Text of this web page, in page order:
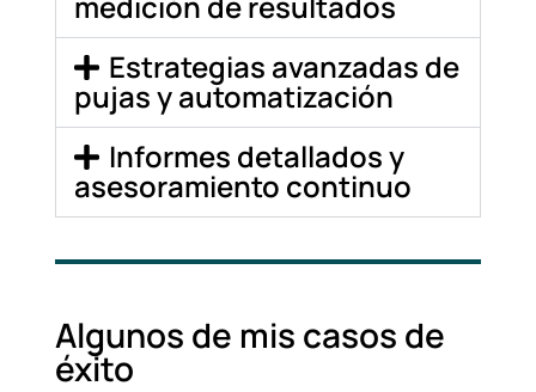
Estrategias avanzadas de
pujas y automatización
Informes detallados y
asesoramiento continuo
Algunos de mis casos de
éxito